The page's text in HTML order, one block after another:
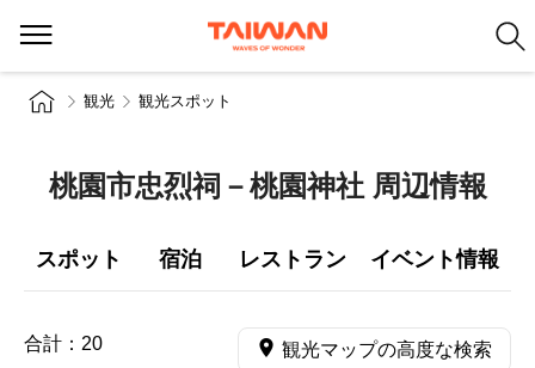
観光 観光スポット
桃園市忠烈祠－桃園神社 周辺情報
スポット 宿泊 レストラン イベント情報
合計： 20 観光マップの高度な検索